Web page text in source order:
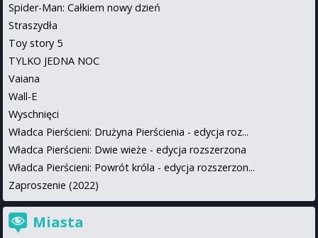
Spider-Man: Całkiem nowy dzień
Straszydła
Toy story 5
TYLKO JEDNA NOC
Vaiana
Wall-E
Wyschnięci
Władca Pierścieni: Drużyna Pierścienia - edycja roz...
Władca Pierścieni: Dwie wieże - edycja rozszerzona
Władca Pierścieni: Powrót króla - edycja rozszerzon...
Zaproszenie (2022)
Miasta